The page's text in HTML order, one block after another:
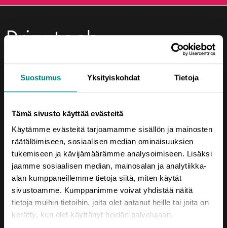
Suostumus Yksityiskohdat Tietoja
Tämä sivusto käyttää evästeitä
Käytämme evästeitä tarjoamamme sisällön ja mainosten
räätälöimiseen, sosiaalisen median ominaisuuksien
tukemiseen ja kävijämäärämme analysoimiseen. Lisäksi
jaamme sosiaalisen median, mainosalan ja analytiikka-
alan kumppaneillemme tietoja siitä, miten käytät
sivustoamme. Kumppanimme voivat yhdistää näitä
tietoja muihin tietoihin, joita olet antanut heille tai joita on
kerätty, kun olet käyttänyt heidän palvelujaan.
Yhteystiedot
Porin Leijona
28100 Pori
Vaihde (02) 620 5300
prizztech@prizz.fi
etunimi.sukunimi@prizz.fi
Rekisteriseloste
Saavutettavuusseloste